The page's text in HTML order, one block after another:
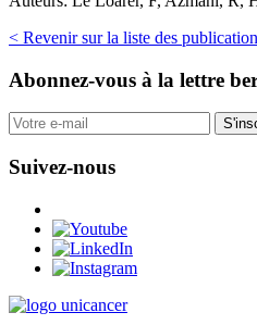
< Revenir sur la liste des
Abonnez-vous à la lettre
Suivez-nous